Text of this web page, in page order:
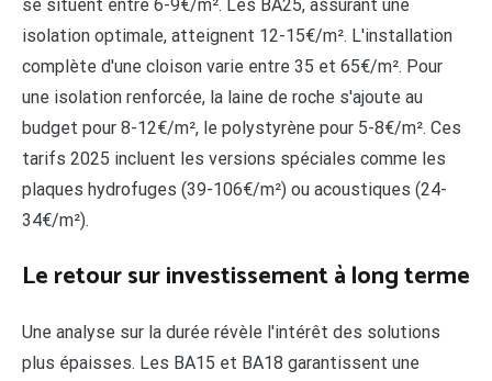
se situent entre 6-9€/m². Les BA25, assurant une
isolation optimale, atteignent 12-15€/m². L'installation
complète d'une cloison varie entre 35 et 65€/m². Pour
une isolation renforcée, la laine de roche s'ajoute au
budget pour 8-12€/m², le polystyrène pour 5-8€/m². Ces
tarifs 2025 incluent les versions spéciales comme les
plaques hydrofuges (39-106€/m²) ou acoustiques (24-
34€/m²).
Le retour sur investissement à long terme
Une analyse sur la durée révèle l'intérêt des solutions
plus épaisses. Les BA15 et BA18 garantissent une